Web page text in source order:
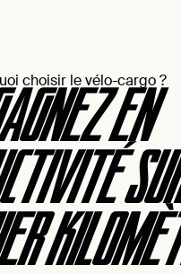
choisir le vélo-cargo ?
EN